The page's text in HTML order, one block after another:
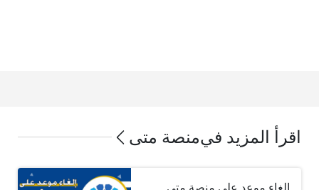
اقرأ المزيد فيمنصة متى
إلغاء موعد على منصة متى